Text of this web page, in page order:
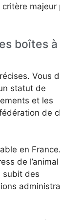
majeur
boîtes à
Vous
statut de
et les
de
en
de l’animal
subit des